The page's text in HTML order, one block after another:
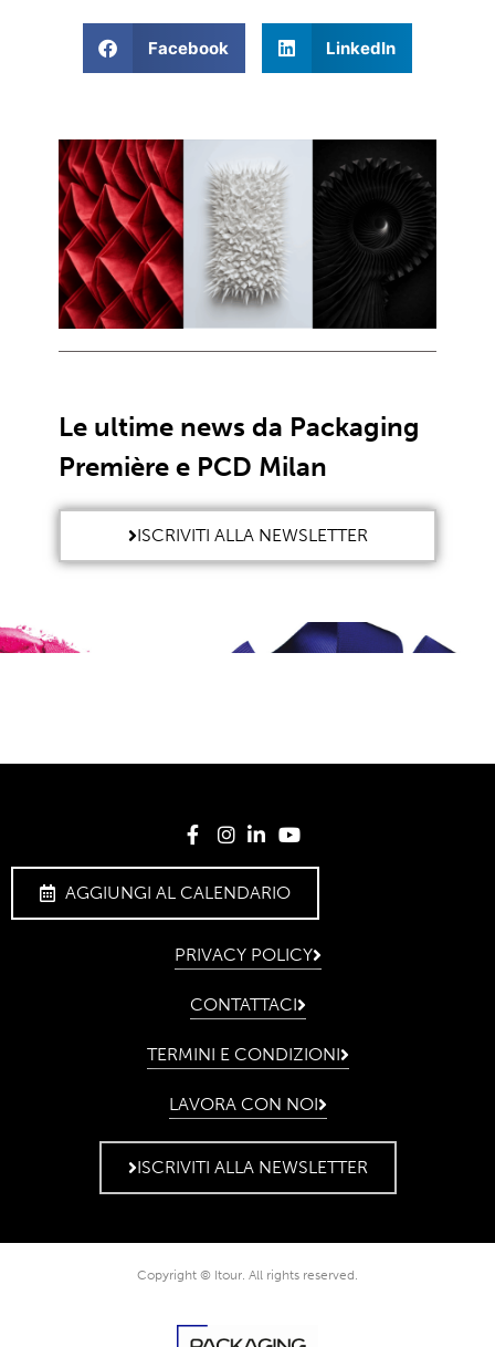
Facebook LinkedIn
Le ultime news da Packaging
Première e PCD Milan
ISCRIVITI ALLA NEWSLETTER
AGGIUNGI AL CALENDARIO
PRIVACY POLICY
CONTATTACI
TERMINI E CONDIZIONI
LAVORA CON NOI
ISCRIVITI ALLA NEWSLETTER
Copyright © Itour. All rights reserved.